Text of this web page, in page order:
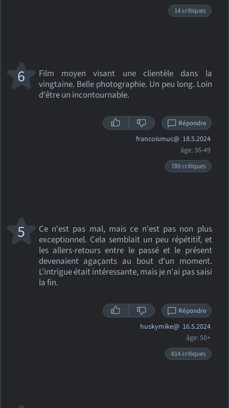
14 critiques
Film moyen visant une clientèle dans la
vingtaine. Belle photographie. Un peu long. Loin
d'être un incontournable.
6
Répondre
francoismuc@ 18.5.2024
âge: 36-49
789 critiques
Ce n'est pas mal, mais ce n'est pas non plus
exceptionnel. Cela semblait un peu répétitif, et
les allers-retours entre le passé et le présent
devenaient agaçants au bout d'un moment.
L'intrigue était intéressante, mais je n'ai pas saisi
la fin.
5
Répondre
huskymike@ 16.5.2024
âge: 50+
814 critiques